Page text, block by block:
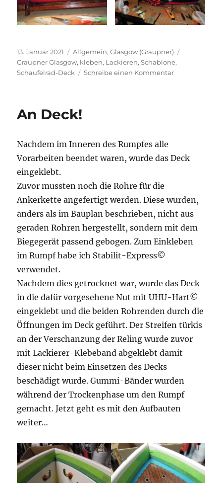
Veröffentlicht
am
13. Januar 2021 Kategorien
Allgemein,Glasgow (Graupner)
Graupner Glasgow, kleben, Lackieren,Schablone,
Schaufelrad-Deck
Schreibe einen Kommentarzu
An Deck!
Nachdem im Inneren des Rumpfes alle
Vorarbeiten beendet waren, wurde das Deck
eingeklebt.
Zuvor mussten noch die Rohre für die
Ankerkette angefertigt werden. Diese wurden,
anders als im Bauplan beschrieben, nicht aus
geraden Rohren hergestellt, sondern mit dem
Biegegerät passend gebogen. Zum Einkleben
im Rumpf habe ich Stabilit-Express©
verwendet.
Nachdem dies getrocknet war, wurde das Deck
in die dafür vorgesehene Nut mit UHU-Hart©
eingeklebt und die beiden Rohrenden durch die
Öffnungen im Deck geführt. Der Streifen türkis
an der Verschanzung der Reling wurde zuvor
mit Lackierer-Klebeband abgeklebt damit
dieser nicht beim Einsetzen des Decks
beschädigt wurde. Gummi-Bänder wurden
während der Trockenphase um den Rumpf
gemacht. Jetzt geht es mit den Aufbauten
weiter…